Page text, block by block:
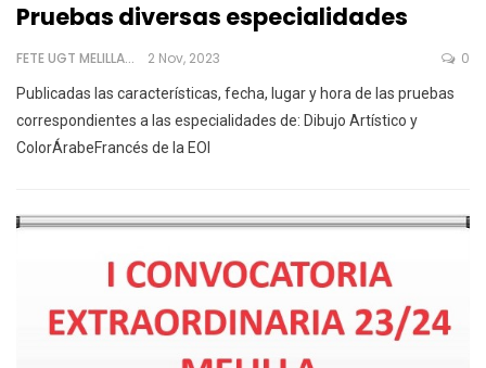
Pruebas diversas especialidades
FETE UGT MELILLA 2 Nov, 2023 0
Publicadas las características, fecha, lugar y hora de las pruebas
correspondientes a las especialidades de: Dibujo Artístico y
ColorÁrabeFrancés de la EOI